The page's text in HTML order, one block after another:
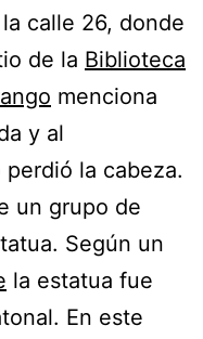
calle 26, donde
de la Biblioteca
menciona
y al
la cabeza.
un grupo de
Según un
la estatua fue
En este